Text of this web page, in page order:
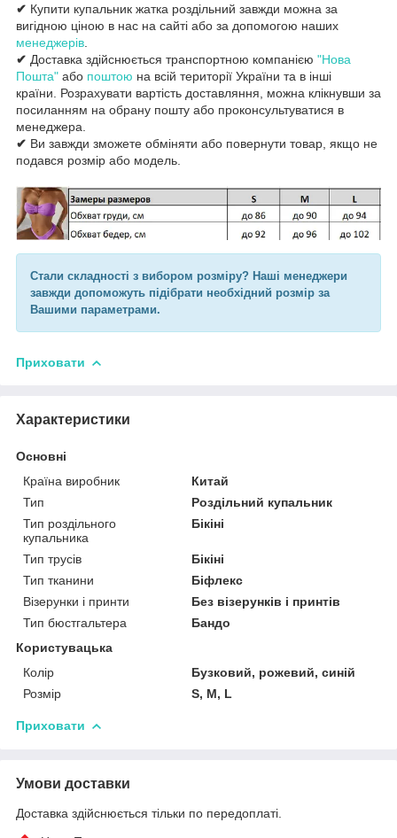
✔ Купити купальник жатка роздільний завжди можна за
вигідною ціною в нас на сайті або за допомогою наших
менеджерів
✔ Доставка здійснюється транспортною компанією "Нова
Пошта" або поштою на всій території України та в інші
країни. Розрахувати вартість доставляння, можна клікнувши за
посиланням на обрану пошту або проконсультуватися в
менеджера.
✔ Ви завжди зможете обміняти або повернути товар, якщо не
подався розмір або модель.
Стали складності з вибором розміру? Наші менеджери
завжди допоможуть підібрати необхідний розмір за
Вашими параметрами.
Приховати
Характеристики
Основні
Країна виробник
Китай
Тип
Роздільний купальник
Тип роздільного
купальника
Бікіні
Тип трусів
Бікіні
Тип тканини
Біфлекс
Візерунки і принти
Без візерунків і принтів
Тип бюстгальтера
Бандо
Користувацька
Колір
Бузковий, рожевий, синій
Розмір
S, M, L
Приховати
Умови доставки
Доставка здійснюється тільки по передоплаті.